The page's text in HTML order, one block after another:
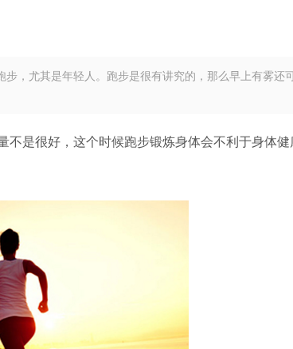
，尤其是年轻人。跑步是很有讲究的，那么早上有雾还
是很好，这个时候跑步锻炼身体会不利于身体健